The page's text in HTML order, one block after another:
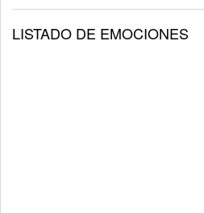
LISTADO DE EMOCIONES